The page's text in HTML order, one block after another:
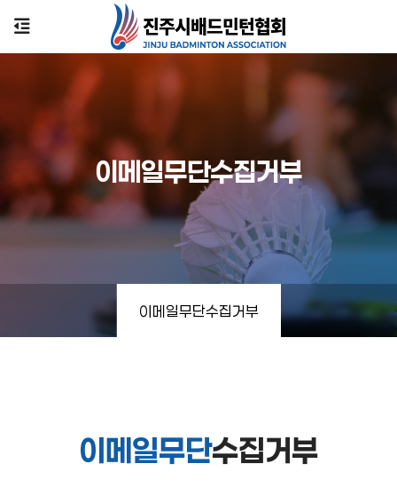
이메일무단수집거부
이메일무단수집거부
이메일무단수집거부